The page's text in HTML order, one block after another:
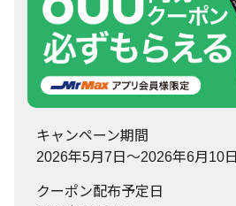
キャンペーン期間
2026年5月7日～2026年6月10日
クーポン配布予定日